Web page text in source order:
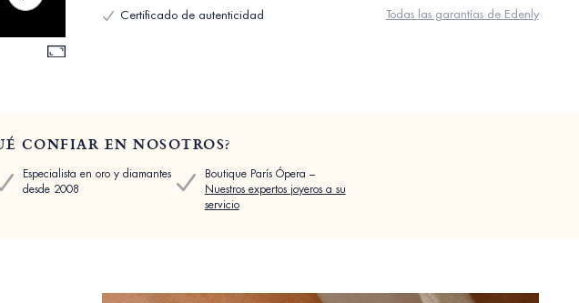
Certificado de autenticidad
Todas las garantías de Edenly
CONFIAR EN NOSOTROS?
Especialista en oro y diamantes
desde 2008
Boutique París Ópera –
Nuestros expertos joyeros a su
servicio